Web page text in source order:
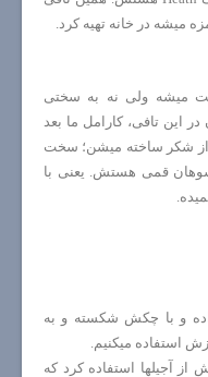
میشه در خانه تهیه کرد.
میشه ولی نه به سختی
این تافی، کارامل ما بعد
از شکر ساخته میشن؛ سخت
قمی هستش. یعنی با
و با چکش شکسته و به
استفاده میکنیم.
از آجیلها استفاده کرد که